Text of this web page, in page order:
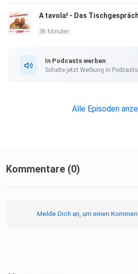
38 Minuten
In Podcasts werben
Schalte jetzt Werbung in Podcasts.
Alle Episoden
Kommentare (0)
Melde Dich an, um einen